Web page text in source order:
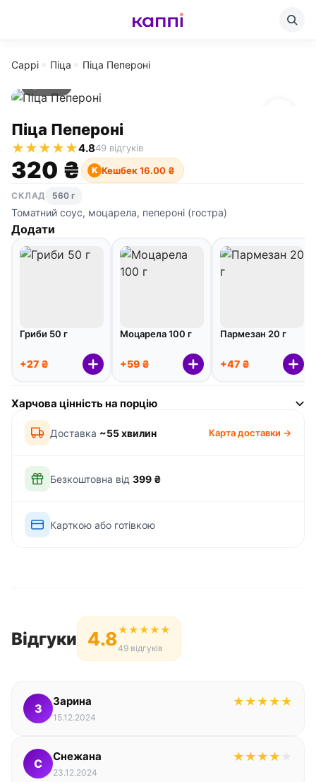
Cappi Піца Піца Пепероні
Піца Пепероні
★★★★★4.849 відгуків
320 ₴ К Кешбек 16.00 ₴
СКЛАД 560 г
Томатний соус, моцарела, пепероні (гостра)
Додати
Гриби 50 г
+27 ₴
Моцарела 100 г
+59 ₴
Пармезан 20 г
+47 ₴
Харчова цінність на порцію
Доставка ~55 хвилин Карта доставки →
Безкоштовна від 399 ₴
Карткою або готівкою
Відгуки 4.8★★★★★
49 відгуків
З
Зарина ★ ★ ★ ★ ★
15.12.2024
С
Снежана ★ ★ ★ ★
23.12.2024